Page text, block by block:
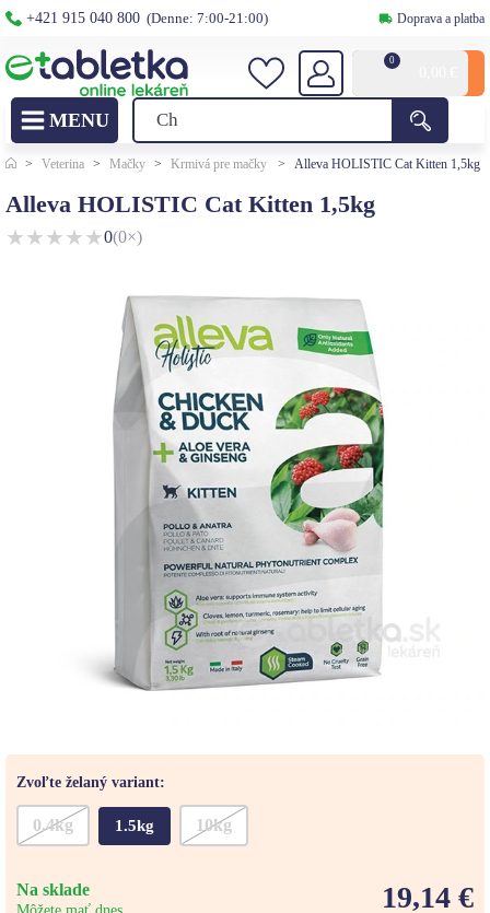
+421 915 040 800 (Denne: 7:00-21:00) Doprava a platba
0
> Veterina > Mačky > Krmivá pre mačky > Alleva HOLISTIC Cat Kitten 1,5kg
Alleva HOLISTIC Cat Kitten 1,5kg
★★★★★0(0×)
Zvoľte želaný variant:
0.4kg 1.5kg 10kg
Na sklade 19,14 €